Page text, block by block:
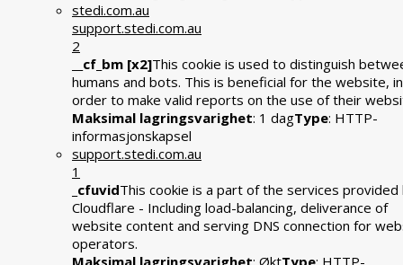
stedi.com.au
support.stedi.com.au
2
__cf_bm [x2]This cookie is used to distinguish
humans and bots. This is beneficial for the website, in
order to make valid reports on the use of their
Maksimal lagringsvarighet: 1 dagType: HTTP-
informasjonskapsel
support.stedi.com.au
1
_cfuvidThis cookie is a part of the services provided
Cloudflare - Including load-balancing, deliverance of
website content and serving DNS connection for
operators.
Maksimal lagringsvarighet: ØktType: HTTP-